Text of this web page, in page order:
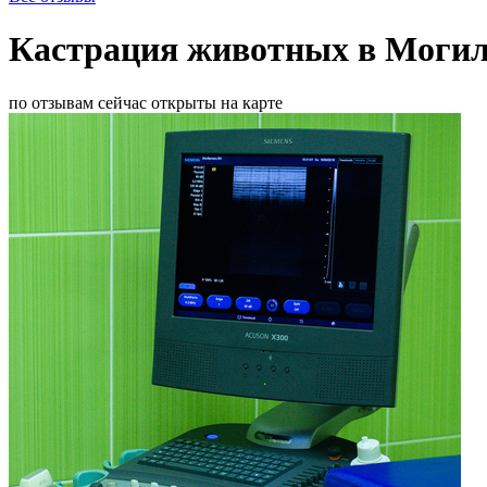
Кастрация животных в
по отзывам сейчас открыты на карте